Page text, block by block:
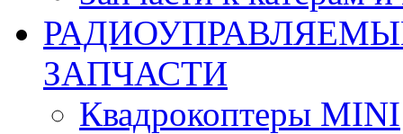
ЗАПЧАСТИ
Квадрокоптеры MINI